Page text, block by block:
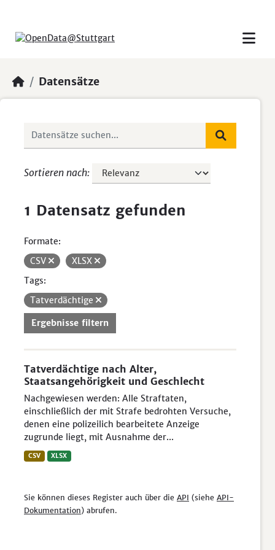
Datensätze
Sortieren nach
1 Datensatz gefunden
Formate:
CSV
XLSX
Tags:
Tatverdächtige
Ergebnisse filtern
Tatverdächtige nach Alter,
Staatsangehörigkeit und Geschlecht
Nachgewiesen werden: Alle Straftaten,
einschließlich der mit Strafe bedrohten Versuche,
denen eine polizeilich bearbeitete Anzeige
zugrunde liegt, mit Ausnahme der...
CSV XLSX
Sie können dieses Register auch über die API (siehe API-
Dokumentation) abrufen.